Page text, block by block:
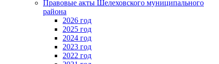
Правовые акты Шелеховского муниципального
района
2026 год
2025 год
2024 год
2023 год
2022 год